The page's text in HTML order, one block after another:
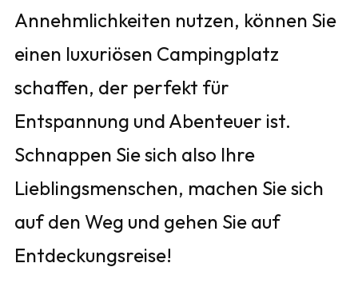
Annehmlichkeiten nutzen, können Sie
einen luxuriösen Campingplatz
schaffen, der perfekt für
Entspannung und Abenteuer ist.
Schnappen Sie sich also Ihre
Lieblingsmenschen, machen Sie sich
auf den Weg und gehen Sie auf
Entdeckungsreise!